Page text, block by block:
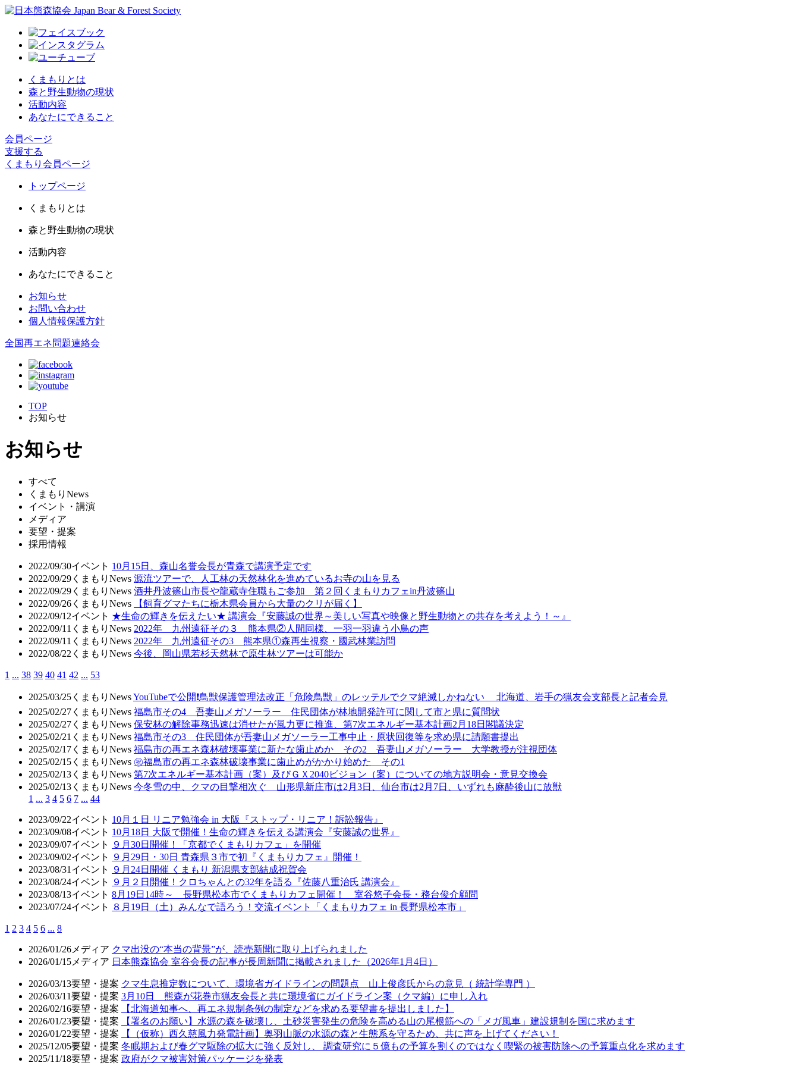
くまもりとは
森と野生動物の現状
活動内容
あなたにできること
会員ページ
支援する
くまもり会員ページ
トップページ
くまもりとは
森と野生動物の現状
活動内容
あなたにできること
お知らせ
お問い合わせ
個人情報保護方針
全国再エネ問題連絡会
TOP
お知らせ
お知らせ
すべて
くまもりNews
イベント・講演
メディア
要望・提案
採用情報
2022/09/30イベント 10月15日、森山名誉会長が青森で講演予定です
2022/09/29 くまもりNews 源流ツアーで、人工林の天然林化を進めているお寺の山を見る
2022/09/29 くまもりNews 酒井丹波篠山市長や龍蔵寺住職もご参加 第２回くまもりカフェin丹波篠山
2022/09/26 くまもりNews
【飼育グマたちに栃木県会員から大量のクリが届く】
2022/09/12イベント ★生命の輝きを伝えたい★ 講演会『安藤誠の世界～美しい写真や映像と野生動物との共存を考えよう！～』
2022/09/11 くまもりNews 2022年 九州遠征その３ 熊本県②人間同様、一羽一羽違う小鳥の声
2022/09/11 くまもりNews 2022年 九州遠征その3 熊本県①森再生視察・國武林業訪問
2022/08/22 くまもりNews 今後、岡山県若杉天然林で原生林ツアーは可能か
1 ... 38 39 40 41 42 ... 53
2025/03/25 くまもりNewsYouTubeで公開❗鳥獣保護管理法改正「危険鳥獣」のレッテルでクマ絶滅しかねない 北海道、岩手の猟友会支部長と記者会見
2025/02/27 くまもりNews 福島市その4 吾妻山メガソーラー 住民団体が林地開発許可に関して市と県に質問状
2025/02/27 くまもりNews 保安林の解除事務迅速は消せたが風力更に推進、第7次エネルギー基本計画2月18日閣議決定
2025/02/21 くまもりNews 福島市その3 住民団体が吾妻山メガソーラー工事中止・原状回復等を求め県に請願書提出
2025/02/17 くまもりNews 福島市の再エネ森林破壊事業に新たな歯止めか その2 吾妻山メガソーラー 大学教授が注視団体
2025/02/15 くまもりNews ㊗️福島市の再エネ森林破壊事業に歯止めがかかり始めた その1
2025/02/13 くまもりNews 第7次エネルギー基本計画（案）及びＧＸ2040ビジョン（案）についての地方説明会・意見交換会
2025/02/13 くまもりNews 今冬雪の中、クマの目撃相次ぐ 山形県新庄市は2月3日、仙台市は2月7日、いずれも麻酔後山に放獣
1 ... 3 4 5 6 7 ... 44
2023/09/22イベント 10月１日 リニア勉強会 in 大阪『ストップ・リニア！訴訟報告』
2023/09/08イベント 10月18日 大阪で開催！生命の輝きを伝える講演会『安藤誠の世界』
2023/09/07イベント
９月30日開催！「京都でくまもりカフェ」を開催
2023/09/02イベント
９月29日・30日 青森県３市で初『くまもりカフェ』開催！
2023/08/31 イベント
９月24日開催 くまもり 新潟県支部結成祝賀会
2023/08/24イベント
９月２日開催！クロちゃんとの32年を語る『佐藤八重治氏 講演会』
2023/08/13イベント 8月19日14時～ 長野県松本市でくまもりカフェ開催！ 室谷悠子会長・務台俊介顧問
2023/07/24イベント ８月19日（土）みんなで語ろう！交流イベント「くまもりカフェ in 長野県松本市」
1 2 3 4 5 6 ... 8
2026/01/26 メディア クマ出没の“本当の背景”が、読売新聞に取り上げられました
2026/01/15 メディア 日本熊森協会 室谷会長の記事が長周新聞に掲載されました（2026年1月4日）
2026/03/13要望・提案 クマ生息推定数について、環境省ガイドラインの問題点 山上俊彦氏からの意見（ 統計学専門 ）
2026/03/11要望・提案 3月10日 熊森が花巻市猟友会長と共に環境省にガイドライン案（クマ編）に申し入れ
2026/02/16要望・提案
【北海道知事へ、再エネ規制条例の制定などを求める要望書を提出しました】
2026/01/23要望・提案
【署名のお願い】水源の森を破壊し、土砂災害発生の危険を高める山の尾根筋への「メガ風車」建設規制を国に求めます
2026/01/22要望・提案
【（仮称）西久慈風力発電計画】奥羽山脈の水源の森と生態系を守るため、共に声を上げてください！
2025/12/05要望・提案 冬眠期および春グマ駆除の拡大に強く反対し、 調査研究に５億もの予算を割くのではなく喫緊の被害防除への予算重点化を求めます
2025/11/18要望・提案 政府がクマ被害対策パッケージを発表